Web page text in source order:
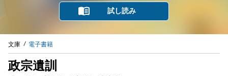
試し読み
文庫 電子書籍
政宗遺訓